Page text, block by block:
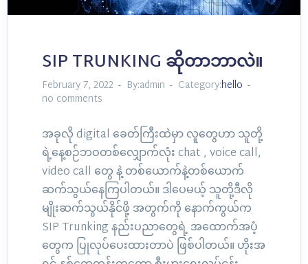
SIP TRUNKING ဆိုတာဘာလဲ။
February 7, 2022 By:admin Category:hello
no comments
အခုလို digital ခေတ်ကြီးထဲမှာ လူတွေဟာ သူတို့
ရဲ့နေ့စဉ်ဘဝတစ်လျှောက်လုံး chat , voice call,
video call တွေ နဲ့ တစ်ယောက်နဲ့တစ်ယောက်
ဆက်သွယ်နေကြပါတယ်။ ဒါပေမယ့် သူတို့ဒီလို
မျိုးဆက်သွယ်နိုင်ဖို့ အတွက်ကို နောက်ကွယ်က
SIP Trunking နည်းပညာတွေရဲ့ အထောက်အပံ့
တွေက ပြုလုပ်ပေးထားတာပဲ ဖြစ်ပါတယ်။ ဟိုးအ